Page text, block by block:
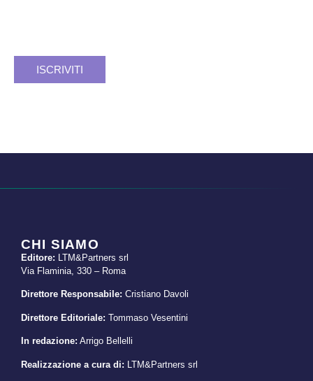
ISCRIVITI
CHI SIAMO
Editore: LTM&Partners srl
Via Flaminia, 330 – Roma
Direttore Responsabile: Cristiano Davoli
Direttore Editoriale: Tommaso Vesentini
In redazione: Arrigo Bellelli
Realizzazione a cura di: LTM&Partners srl